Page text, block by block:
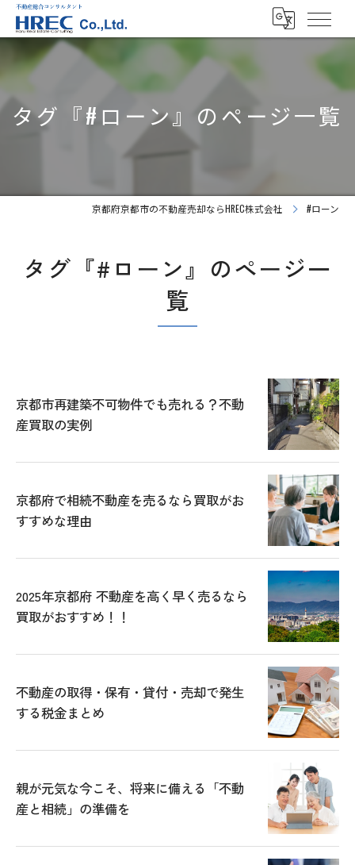
タグ『#ローン』のページ一覧
京都府京都市の不動産売却ならHREC株式会社 #ローン
タグ『#ローン』のページ一
覧
京都市再建築不可物件でも売れる？不動
産買取の実例
京都府で相続不動産を売るなら買取がお
すすめな理由
2025年京都府 不動産を高く早く売るなら
買取がおすすめ！！
不動産の取得・保有・貸付・売却で発生
する税金まとめ
親が元気な今こそ、将来に備える「不動
産と相続」の準備を